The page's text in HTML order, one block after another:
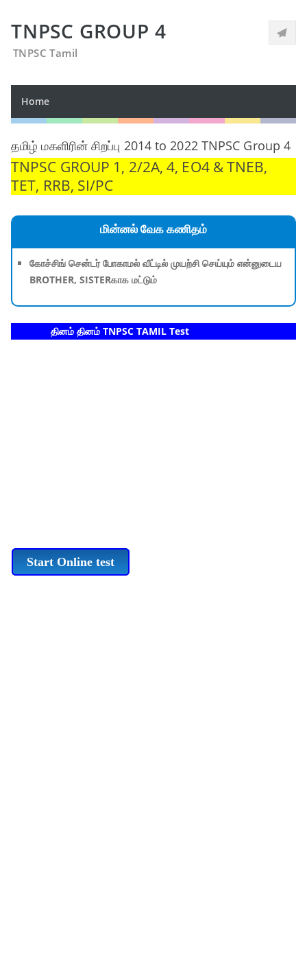
TNPSC GROUP 4
TNPSC Tamil
Home
தமிழ் மகளிரின் சிறப்பு 2014 to 2022 TNPSC Group 4
TNPSC GROUP 1, 2/2A, 4, EO4 & TNEB,
TET, RRB, SI/PC
மின்னல் வேக கணிதம்
கோச்சிங் சென்டர் போகாமல் வீட்டில் முயற்சி செய்யும் என்னுடைய
BROTHER, SISTERகாக மட்டும்
தினம் தினம் TNPSC TAMIL Test
Start Online test